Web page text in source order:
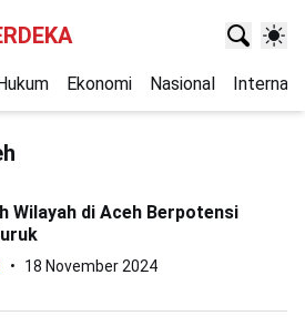
Ekonomi Nasional
Wilayah di Aceh Berpotensi
18 November 2024